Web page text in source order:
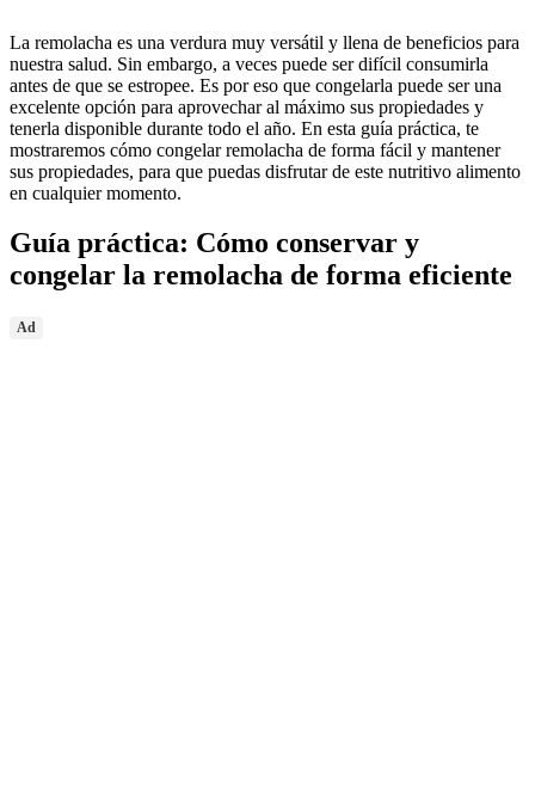
La remolacha es una verdura muy versátil y llena de beneficios para
nuestra salud. Sin embargo, a veces puede ser difícil consumirla
antes de que se estropee. Es por eso que congelarla puede ser una
excelente opción para aprovechar al máximo sus propiedades y
tenerla disponible durante todo el año. En esta guía práctica, te
mostraremos cómo congelar remolacha de forma fácil y mantener
sus propiedades, para que puedas disfrutar de este nutritivo alimento
en cualquier momento.
Guía práctica: Cómo conservar y
congelar la remolacha de forma eficiente
Ad